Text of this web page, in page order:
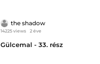
the shadow
14225 views 2 éve
Gülcemal - 33. rész